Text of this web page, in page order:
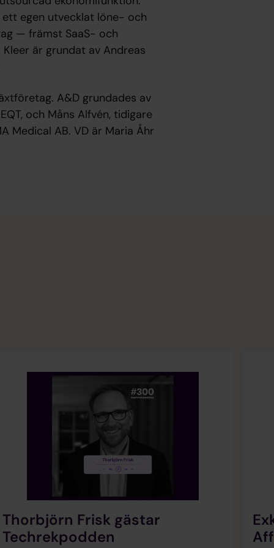
ett egen utvecklat löne- och
— främst SaaS- och
är grundat av Andreas
A&D grundades av
och Måns Alfvén, tidigare
Medical AB. VD är Maria Åhr
Thorbjörn Frisk gästar
Techrekpodden